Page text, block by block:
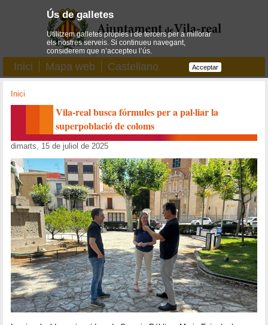
Inici Mapa web Castellano
Inici
Vila-real busca fórmules per a pal·liar la
superpoblació de coloms
dimarts, 15 de juliol de 2025
Ús de galletes
Utilitzem galletes pròpies i de tercers per a millorar
els nostres serveis. Si continueu navegant,
considerem que n’accepteu l’ús.
Acceptar